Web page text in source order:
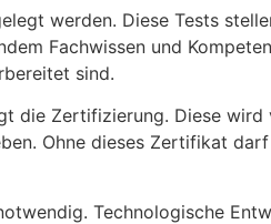
werden. Diese Tests
Fachwissen und
sind.
die Zertifizierung. Diese
Ohne dieses Zertifikat
Technologische